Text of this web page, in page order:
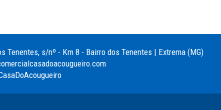
Tenentes, s/nº - Km 8 - Bairro dos Tenentes | Extrema (MG)